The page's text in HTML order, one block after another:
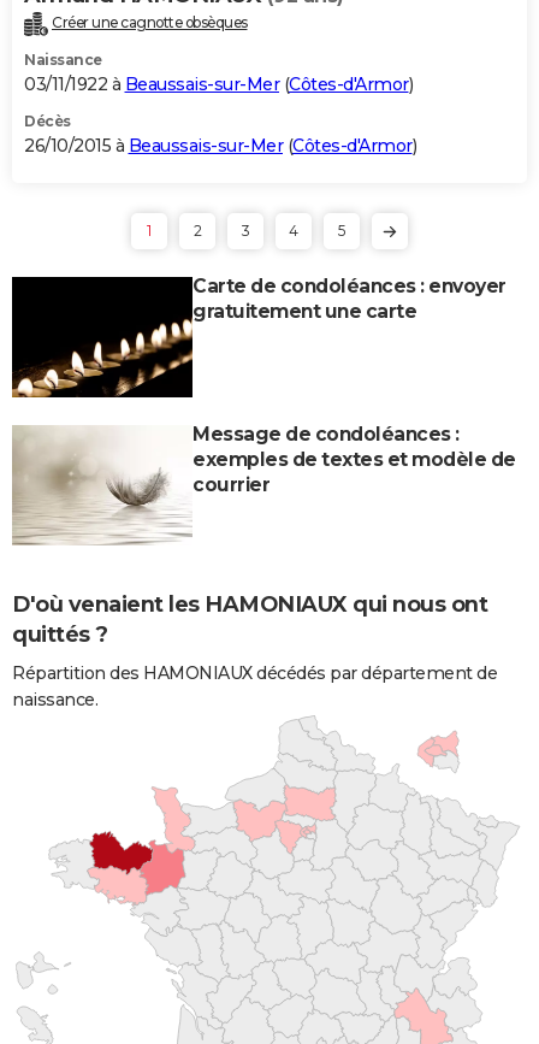
Créer une cagnotte obsèques
Naissance
03/11/1922 à Beaussais-sur-Mer(Côtes-d'Armor)
Décès
26/10/2015 à Beaussais-sur-Mer(Côtes-d'Armor)
1 2 3 4 5
Carte de condoléances : envoyer
gratuitement une carte
Message de condoléances :
exemples de textes et modèle de
courrier
D'où venaient les HAMONIAUX qui nous ont
quittés ?
Répartition des HAMONIAUX décédés par département de
naissance.